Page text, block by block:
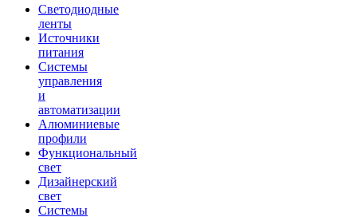
Светодиодные
ленты
Источники
питания
Системы
управления
и
автоматизации
Алюминиевые
профили
Функциональный
свет
Дизайнерский
свет
Системы